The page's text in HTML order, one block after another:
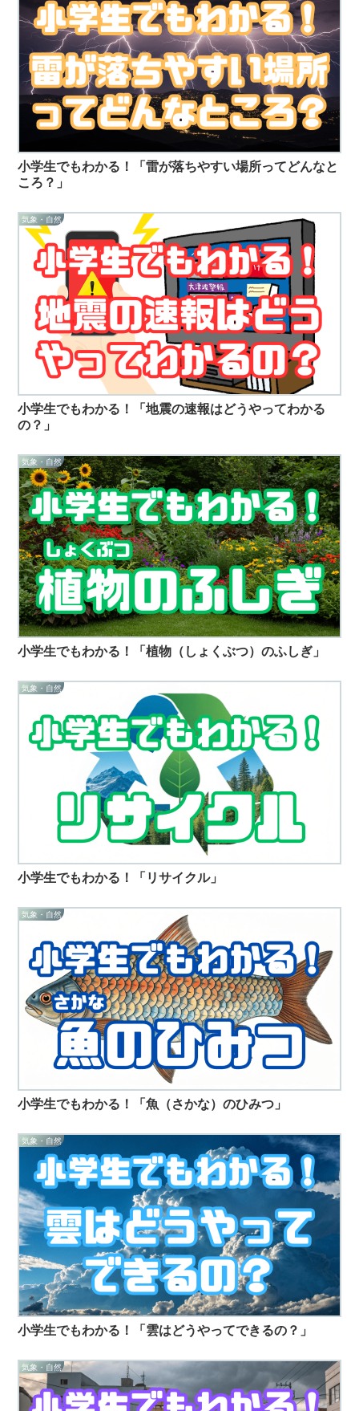
小学生でもわかる！「雷が落ちやすい場所ってどんなと
ころ？」
気象・自然
小学生でもわかる！「地震の速報はどうやってわかる
の？」
気象・自然
小学生でもわかる！「植物（しょくぶつ）のふしぎ」
気象・自然
小学生でもわかる！「リサイクル」
気象・自然
小学生でもわかる！「魚（さかな）のひみつ」
気象・自然
小学生でもわかる！「雲はどうやってできるの？」
気象・自然